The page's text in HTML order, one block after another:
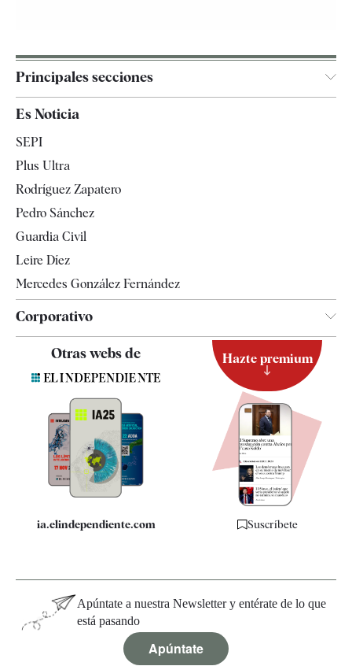
Principales secciones
Televisión
Es Noticia
SEPI
Plus Ultra
Rodríguez Zapatero
Pedro Sánchez
Guardia Civil
Leire Díez
Mercedes González Fernández
Corporativo
Quiénes somos
Especificaciones
Otras webs de
ia.elindependiente.com
Hazte premium
Suscríbete
Apúntate a nuestra Newsletter y entérate de lo que
está pasando
Apúntate